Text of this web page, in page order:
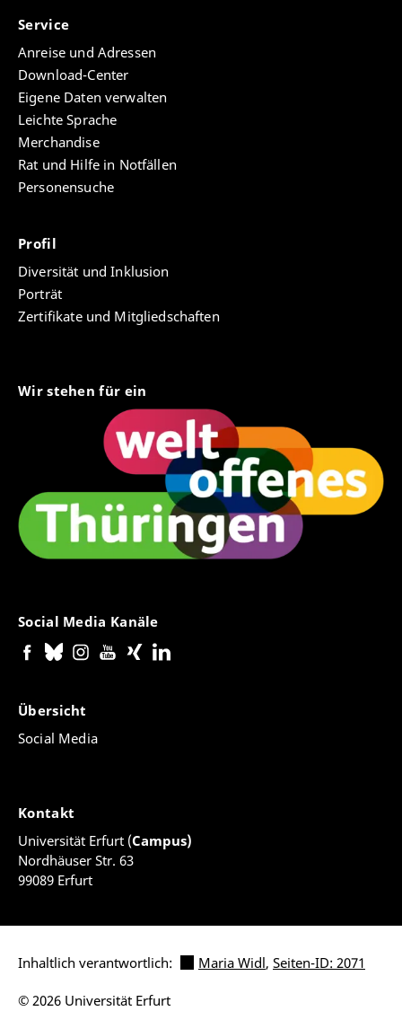
Service
Anreise und Adressen
Download-Center
Eigene Daten verwalten
Leichte Sprache
Merchandise
Rat und Hilfe in Notfällen
Personensuche
Profil
Diversität und Inklusion
Porträt
Zertifikate und Mitgliedschaften
Wir stehen für ein
Social Media Kanäle
Übersicht
Social Media
Kontakt
Universität Erfurt (Campus)
Nordhäuser Str. 63
99089 Erfurt
Inhaltlich verantwortlich: Maria Widl, Seiten-ID: 2071
© 2026 Universität Erfurt